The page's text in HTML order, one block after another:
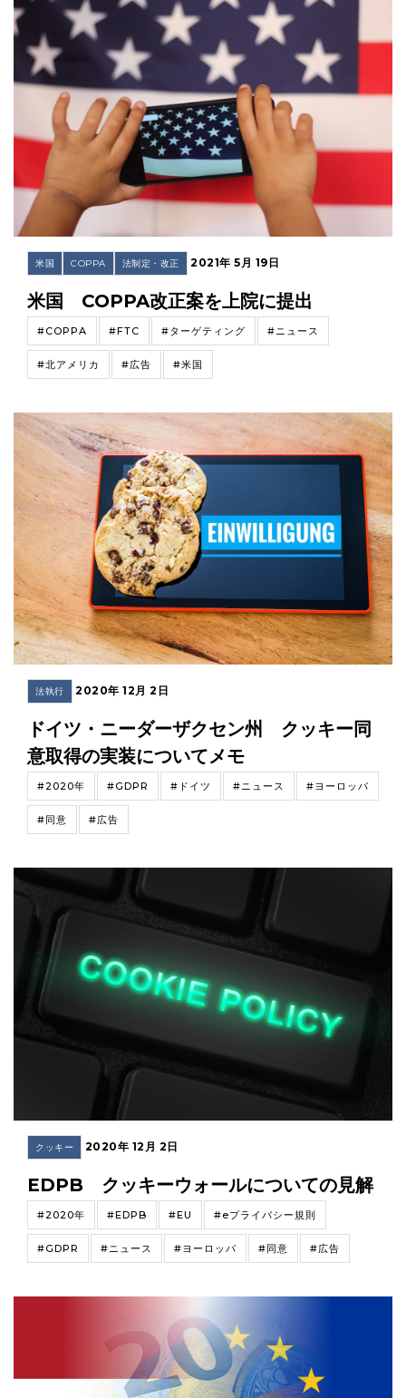
米国 COPPA 法制定・改正 2021年 5月 19日
米国 COPPA改正案を上院に提出
#COPPA #FTC #ターゲティング #ニュース
#北アメリカ #広告 #米国
法執行 2020年 12月 2日
ドイツ・ニーダーザクセン州 クッキー同
意取得の実装についてメモ
#2020年 #GDPR #ドイツ #ニュース #ヨーロッパ
#同意 #広告
クッキー 2020年 12月 2日
EDPB クッキーウォールについての見解
#2020年 #EDPB #EU #eプライバシー規則
#GDPR #ニュース #ヨーロッパ #同意 #広告